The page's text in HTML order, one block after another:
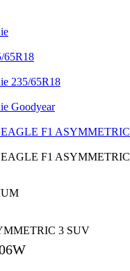
65R18
235/65R18
Goodyear
EAGLE F1
EAGLE F1
3 SUV